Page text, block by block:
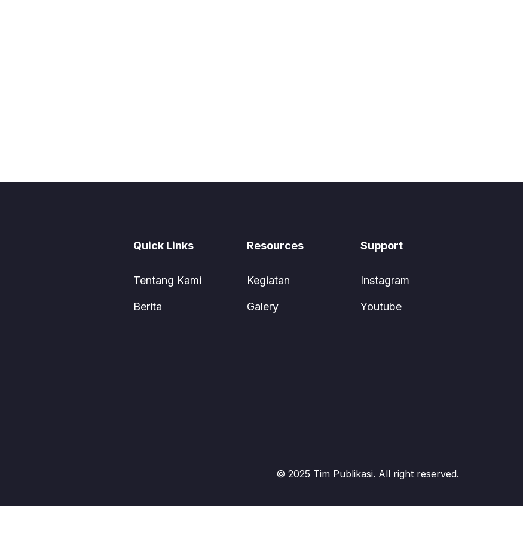
Quick Links
Tentang Kami
Berita
Resources
Kegiatan
Galery
Support
Instagram
Youtube
© 2025 Tim Publikasi. All right reserved.